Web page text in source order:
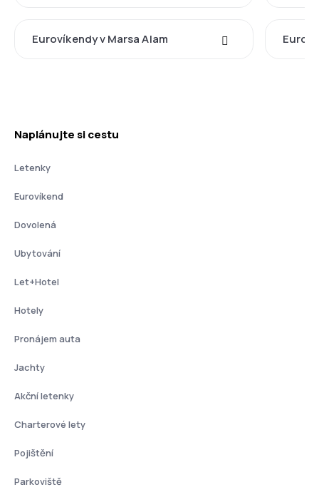
Eurovíkendy v Marsa Alam
Naplánujte si cestu
Letenky
Eurovíkend
Dovolená
Ubytování
Let+Hotel
Hotely
Pronájem auta
Jachty
Akční letenky
Charterové lety
Pojištění
Parkoviště